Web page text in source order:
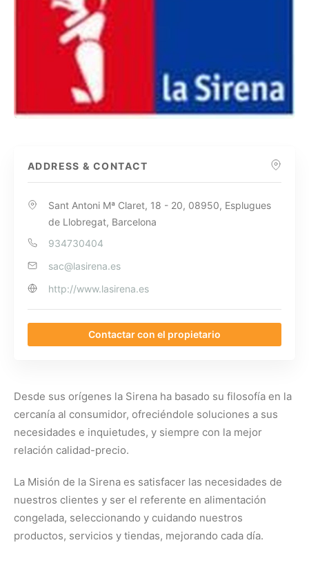
ADDRESS & CONTACT
Sant Antoni Mª Claret, 18 - 20, 08950, Esplugues
de Llobregat, Barcelona
934730404
sac@lasirena.es
http://www.lasirena.es
Contactar con el propietario
Desde sus orígenes la Sirena ha basado su filosofía en la
cercanía al consumidor, ofreciéndole soluciones a sus
necesidades e inquietudes, y siempre con la mejor
relación calidad-precio.
La Misión de la Sirena es satisfacer las necesidades de
nuestros clientes y ser el referente en alimentación
congelada, seleccionando y cuidando nuestros
productos, servicios y tiendas, mejorando cada día.